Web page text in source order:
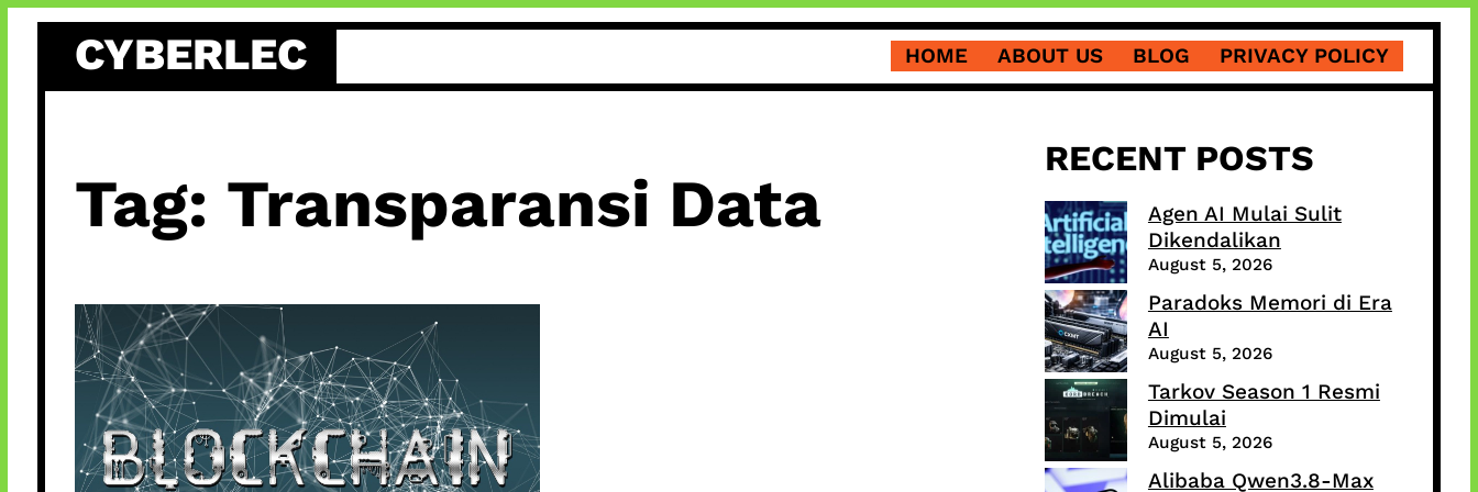
content
CYBERLEC HOME ABOUT US BLOG PRIVACY POLICY
Tag: Transparansi Data
RECENT POSTS
Agen AI Mulai Sulit
Dikendalikan
August 5, 2026
Paradoks Memori di Era
AI
August 5, 2026
Tarkov Season 1 Resmi
Dimulai
August 5, 2026
Alibaba Qwen3.8-Max